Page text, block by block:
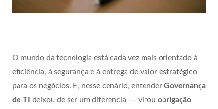
O mundo da tecnologia está cada vez mais orientado à
eficiência, à segurança e à entrega de valor estratégico
para os negócios. E, nesse cenário, entender Governança
de TI deixou de ser um diferencial — virou obrigação